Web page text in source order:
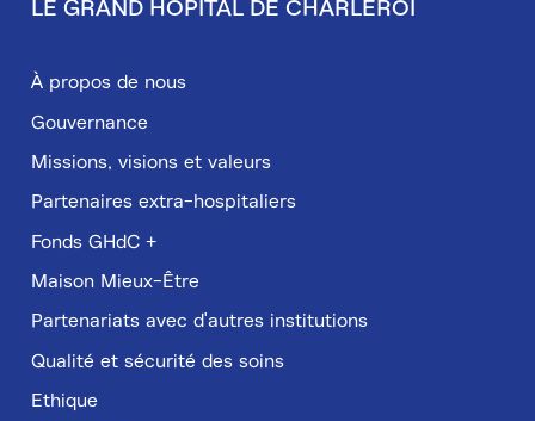
de
page
LE GRAND HÔPITAL DE CHARLEROI
À propos de nous
Gouvernance
Missions, visions et valeurs
Partenaires extra-hospitaliers
Fonds GHdC +
Maison Mieux-Être
Partenariats avec d'autres institutions
Qualité et sécurité des soins
Ethique